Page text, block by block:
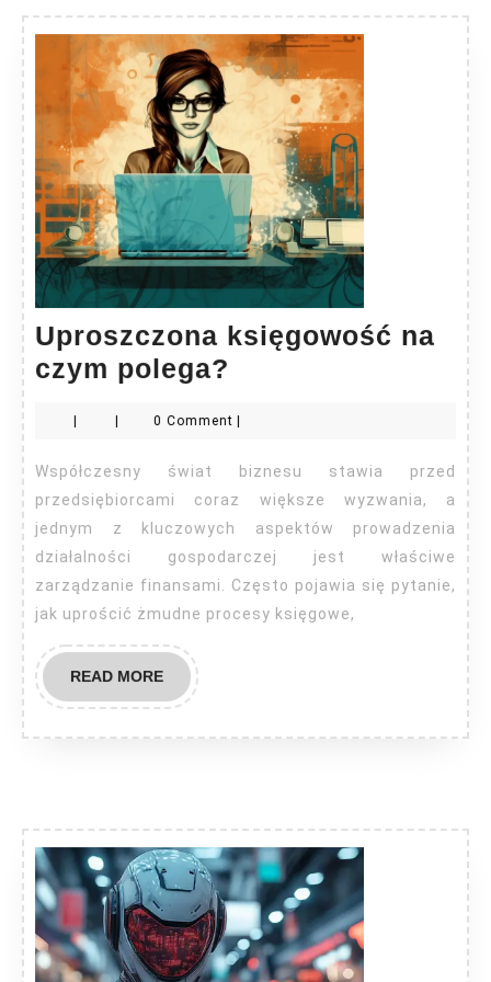
Uproszczona księgowość na
czym polega?
na
czym
polega?
0 Comment
Współczesny świat biznesu stawia przed
przedsiębiorcami coraz większe wyzwania, a
jednym z kluczowych aspektów prowadzenia
działalności gospodarczej jest właściwe
zarządzanie finansami. Często pojawia się pytanie,
jak uprościć żmudne procesy księgowe,
READ MOREREAD
MORE